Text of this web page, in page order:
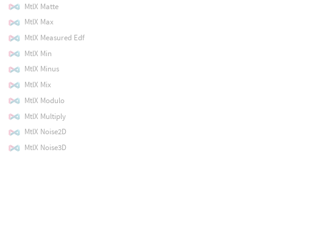
MtlX Matte
MtlX Max
MtlX Measured Edf
MtlX Min
MtlX Minus
MtlX Mix
MtlX Modulo
MtlX Multiply
MtlX Noise2D
MtlX Noise3D